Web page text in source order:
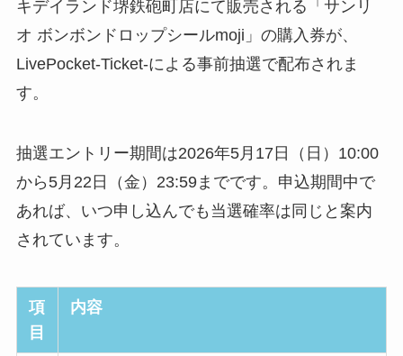
キデイランド堺鉄砲町店にて販売される「サンリ
オ ボンボンドロップシールmoji」の購入券が、
LivePocket-Ticket-による事前抽選で配布されま
す。
抽選エントリー期間は2026年5月17日（日）10:00
から5月22日（金）23:59までです。申込期間中で
あれば、いつ申し込んでも当選確率は同じと案内
されています。
項
目
内容